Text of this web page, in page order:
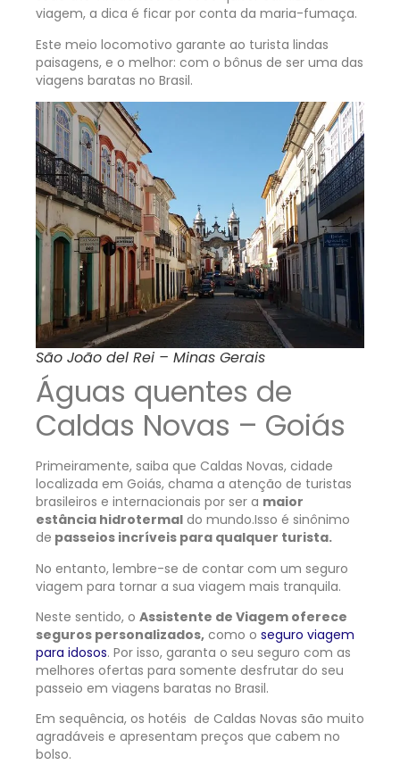
viagem, a dica é ficar por conta da maria-fumaça.
Este meio locomotivo garante ao turista lindas
paisagens, e o melhor: com o bônus de ser uma das
viagens baratas no Brasil.
São João del Rei – Minas Gerais
Águas quentes de
Caldas Novas – Goiás
Primeiramente, saiba que Caldas Novas, cidade
localizada em Goiás, chama a atenção de turistas
brasileiros e internacionais por ser a maior
estância hidrotermal do mundo.Isso é sinônimo
de passeios incríveis para qualquer turista.
No entanto, lembre-se de contar com um seguro
viagem para tornar a sua viagem mais tranquila.
Neste sentido, o Assistente de Viagem oferece
seguros personalizados, como o seguro viagem
para idosos. Por isso, garanta o seu seguro com as
melhores ofertas para somente desfrutar do seu
passeio em viagens baratas no Brasil.
Em sequência, os hotéis de Caldas Novas são muito
agradáveis e apresentam preços que cabem no
bolso.